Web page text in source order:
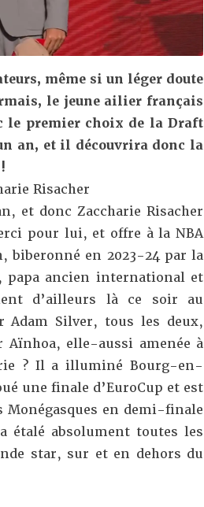
même si un léger doute
le jeune ailier français
le premier choix de la Draft
an, et il découvrira donc la
Risacher
et donc Zaccharie Risacher
pour lui, et offre à la NBA
biberonné en 2023-24 par la
papa ancien international et
d’ailleurs là ce soir au
Adam Silver, tous les deux,
Aïnhoa, elle-aussi amenée à
? Il a illuminé Bourg-en-
une finale d’EuroCup et est
Monégasques en demi-finale
absolument toutes les
star, sur et en dehors du